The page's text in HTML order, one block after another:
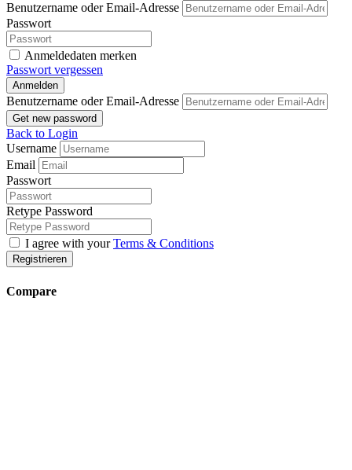
Benutzername oder Email-Adresse
Passwort
Anmeldedaten merken
Passwort vergessen
Anmelden
Benutzername oder Email-Adresse
Get new password
Back to Login
Username
Email
Passwort
Retype Password
I agree with yourTerms & Conditions
Registrieren
Compare